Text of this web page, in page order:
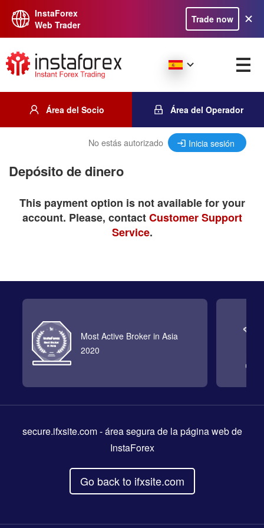
InstaForex
Web Trader
Trade now
Área del Socio Área del Operador
No estás autorizado Inicia sesión
Depósito de dinero
This payment option is not available for your
account. Please, contactCustomer Support
Service.
Most Active Broker in Asia
2020
secure.ifxsite.com- área segura de la página web de
InstaForex
Go back to ifxsite.com